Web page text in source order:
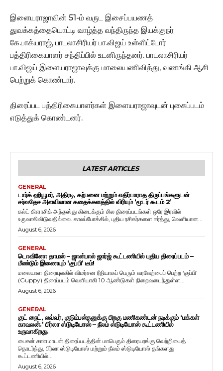
இளையராஜாவின் 51-ம் வருட இசைப்பயணத்
துவக்கத்தையொட்டி வாழ்த்த வந்திருந்த இயக்குநர்
கே.பாக்யராஜ், பாடலாசிரியர் பா.விஜய் உள்ளிட்டோர்
பத்திரிகையாளர் சந்திப்பில் உடனிருந்தனர். பாடலாசிரியர்
பா.விஜய் இளையராஜாவுக்கு மாலையணிவித்து, வணங்கி ஆசி
பெற்றுக் கொண்டார்.
திரைப்பட பத்திரிகையாளர்கள் இளையராஜாவுடன் புகைப்படம்
எடுத்துக் கொண்டனர்.
LATEST ARTICLES
GENERAL
டார்க் ஹியூமர், அதிரடி, கற்பனை மற்றும் எதிர்பாராத திருப்பங்களுடன்
சர்வதேச அளவிலான கதைக்களத்தில் விரியும் ‘மூடர் கூடம் 2’
கல்ட் கிளாசிக் அந்தஸ்து கிடைக்கும் சில திரைப்படங்கள் ஒரே இரவில்
உருவாகிவிடுவதில்லை. காலப்போக்கில், புதிய ரசிகர்களை ஈர்த்து, வெளியான...
August 6, 2026
GENERAL
டொவினோ தாமஸ் – ஜான்பால் ஜார்ஜ் கூட்டணியில் புதிய திரைப்படம் –
மீண்டும் இணையும் ‘குப்பி’ டீம்!
மலையாள திரையுலகில் விமர்சன ரீதியாகப் பெரும் வரவேற்பைப் பெற்ற ‘குப்பி’
(Guppy) திரைப்படம் வெளியாகி 10 ஆண்டுகள் நிறைவடைந்துள்ள...
August 6, 2026
GENERAL
குட் நைட், லவ்வர், குடும்பஸ்தனுக்கு பிறகு மணிகண்டன் நடிக்கும் ‘மக்கள்
காவலன்.’ பிர்லா ஸ்டுடியோஸ் – நீலம் ஸ்டுடியோஸ் கூட்டணியில்
உருவாகிறது.
பைசன் காளமாடன் திரைப்படத்தின் மாபெரும் திரையரங்கு வெற்றியைத்
தொடர்ந்து, பிர்லா ஸ்டுடியோஸ் மற்றும் நீலம் ஸ்டுடியோஸ் தங்களது
கூட்டணியில்...
August 6, 2026